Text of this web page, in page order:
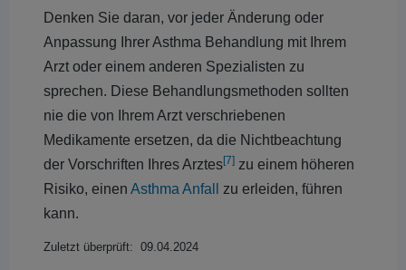
Denken Sie daran, vor jeder Änderung oder
Anpassung Ihrer Asthma Behandlung mit Ihrem
Arzt oder einem anderen Spezialisten zu
sprechen. Diese Behandlungsmethoden sollten
nie die von Ihrem Arzt verschriebenen
Medikamente ersetzen, da die Nichtbeachtung
der Vorschriften Ihres Arztes[7] zu einem höheren
Risiko, einen Asthma Anfall
zu erleiden, führen
kann.
Zuletzt überprüft: 09.04.2024